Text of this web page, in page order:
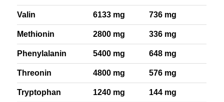
Valin 6133 mg 736 mg
Methionin 2800 mg 336 mg
Phenylalanin 5400 mg 648 mg
Threonin 4800 mg 576 mg
Tryptophan 1240 mg 144 mg